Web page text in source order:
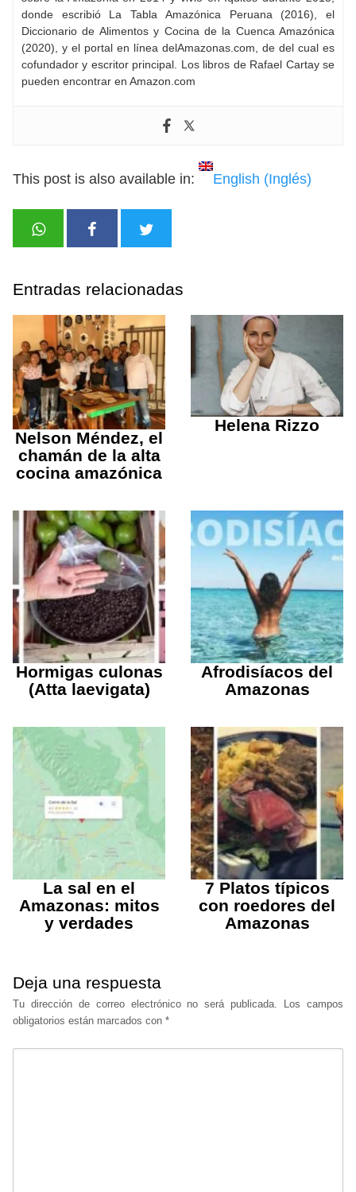
donde escribió La Tabla Amazónica Peruana (2016), el
Diccionario de Alimentos y Cocina de la Cuenca Amazónica
(2020), y el portal en línea delAmazonas.com, de del cual es
cofundador y escritor principal. Los libros de Rafael Cartay se
pueden encontrar en Amazon.com
This post is also available in: English (Inglés)
Entradas relacionadas
Nelson Méndez, el
chamán de la alta
cocina amazónica
Helena Rizzo
Hormigas culonas
(Atta laevigata)
Afrodisíacos del
Amazonas
La sal en el
Amazonas: mitos
y verdades
7 Platos típicos
con roedores del
Amazonas
Deja una respuesta
Tu dirección de correo electrónico no será publicada.
Los campos
obligatorios están marcados con *